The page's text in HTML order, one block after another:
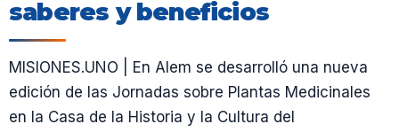
saberes y beneficios
MISIONES.UNO | En Alem se desarrolló una nueva
edición de las Jornadas sobre Plantas Medicinales
en la Casa de la Historia y la Cultura del